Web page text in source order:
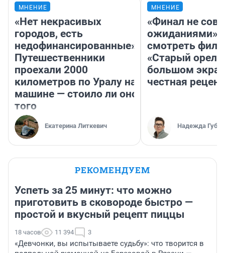
МНЕНИЕ
«Нет некрасивых
городов, есть
недофинансированные».
Путешественники
проехали 2000
километров по Уралу на
машине — стоило ли оно
того
Екатерина Литкевич
МНЕНИЕ
«Финал не
ожиданиями»:
смотреть
«Старый орел»
большом
честная
Надежда
РЕКОМЕНДУЕМ
Успеть за 25 минут: что можно
приготовить в сковороде быстро —
простой и вкусный рецепт пиццы
18 часов 11 394 3
«Девчонки, вы испытываете судьбу»: что творится в